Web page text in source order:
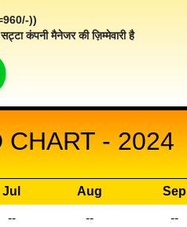
))
कंपनी मैनेजर की ज़िम्मेवारी है
CHART - 2024
Jul Aug Sep
-- -- --